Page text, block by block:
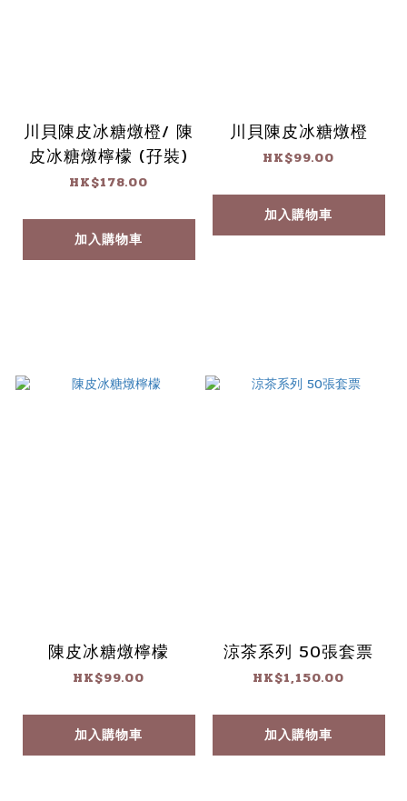
川貝陳皮冰糖燉橙/ 陳
皮冰糖燉檸檬 (孖裝)
HK$178.00
加入購物車
川貝陳皮冰糖燉橙
HK$99.00
加入購物車
陳皮冰糖燉檸檬
HK$99.00
加入購物車
涼茶系列 50張套票
HK$1,150.00
加入購物車